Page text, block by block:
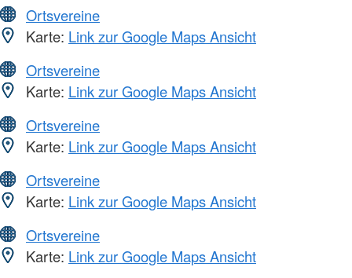
Ortsvereine
Karte: Link zur Google Maps Ansicht
Ortsvereine
Karte: Link zur Google Maps Ansicht
Ortsvereine
Karte: Link zur Google Maps Ansicht
Ortsvereine
Karte: Link zur Google Maps Ansicht
Ortsvereine
Karte: Link zur Google Maps Ansicht